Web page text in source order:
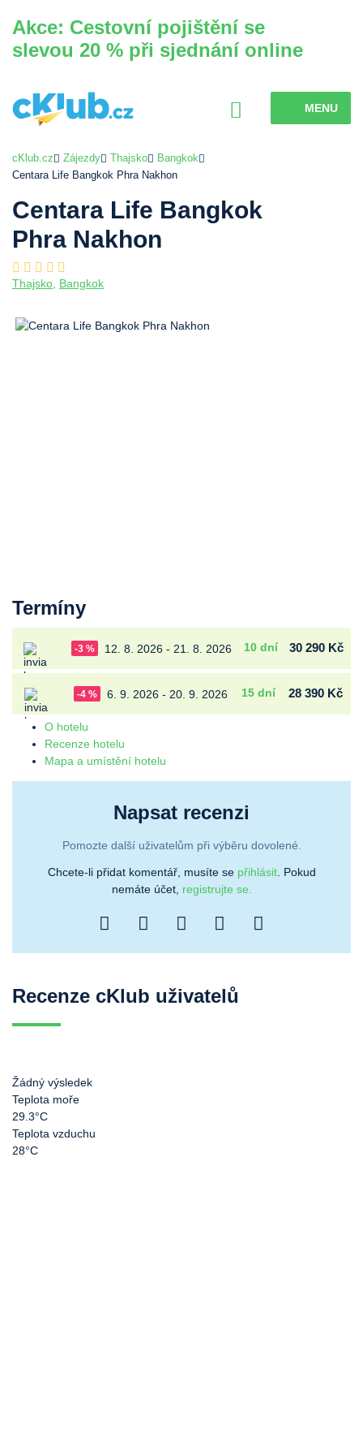
Akce: Cestovní pojištění se
slevou 20 % při sjednání online
MENU
cKlub.cz Zájezdy Thajsko
Bangkok
Centara Life Bangkok Phra Nakhon
Centara Life Bangkok
Phra Nakhon
Thajsko, Bangkok
Termíny
-3 % 12. 8. 2026 - 21. 8. 2026 10 dní 30 290 Kč
-4 % 6. 9. 2026 - 20. 9. 2026 15 dní 28 390 Kč
O hotelu
Recenze hotelu
Mapa a umístění hotelu
Napsat recenzi
Pomozte další uživatelům při výběru dovolené.
Chcete-li přidat komentář, musíte se přihlásit. Pokud
nemáte účet, registrujte se.
Recenze cKlub uživatelů
Žádný výsledek
Teplota moře
29.3°C
Teplota vzduchu
28°C